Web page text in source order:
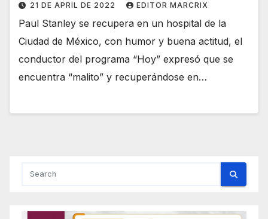
21 DE APRIL DE 2022 EDITOR MARCRIX
Paul Stanley se recupera en un hospital de la
Ciudad de México, con humor y buena actitud, el
conductor del programa “Hoy” expresó que se
encuentra “malito” y recuperándose en…